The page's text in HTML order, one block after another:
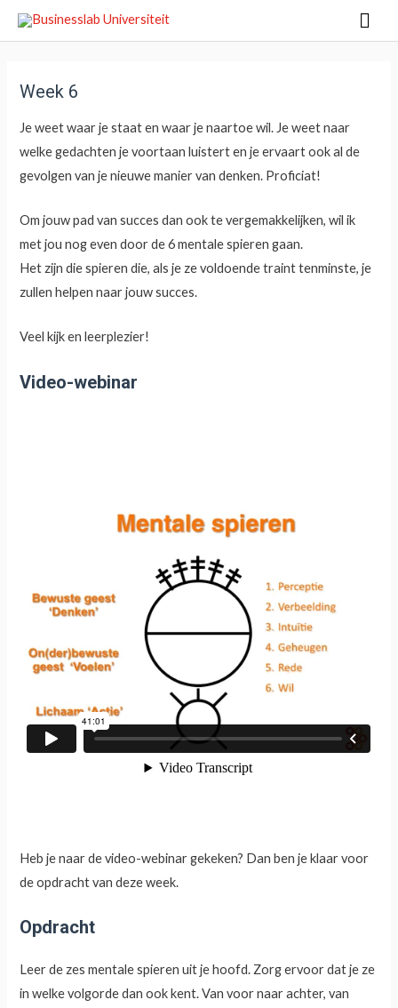
Week 6
Je weet waar je staat en waar je naartoe wil. Je weet naar
welke gedachten je voortaan luistert en je ervaart ook al de
gevolgen van je nieuwe manier van denken. Proficiat!
Om jouw pad van succes dan ook te vergemakkelijken, wil ik
met jou nog even door de 6 mentale spieren gaan.
Het zijn die spieren die, als je ze voldoende traint tenminste, je
zullen helpen naar jouw succes.
Veel kijk en leerplezier!
Video-webinar
Heb je naar de video-webinar gekeken? Dan ben je klaar voor
de opdracht van deze week.
Opdracht
Leer de zes mentale spieren uit je hoofd. Zorg ervoor dat je ze
in welke volgorde dan ook kent. Van voor naar achter, van